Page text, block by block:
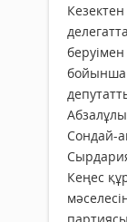
бойынша
Сондай-
Кеңес